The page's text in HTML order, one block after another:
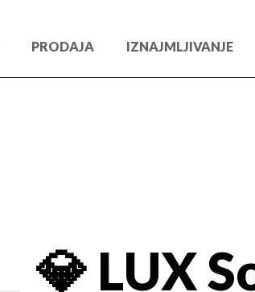
PRODAJA IZNAJMLJIVANJE